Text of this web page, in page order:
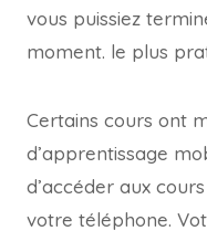
vous puissiez
moment. le plus
Certains cours ont
d’apprentissage
d’accéder aux
votre téléphone.